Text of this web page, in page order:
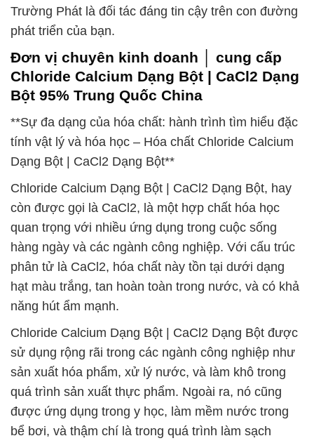
Trường Phát là đối tác đáng tin cậy trên con đường
phát triển của bạn.
Đơn vị chuyên kinh doanh │ cung cấp
Chloride Calcium Dạng Bột | CaCl2 Dạng
Bột 95% Trung Quốc China
**Sự đa dạng của hóa chất: hành trình tìm hiểu đặc
tính vật lý và hóa học – Hóa chất Chloride Calcium
Dạng Bột | CaCl2 Dạng Bột**
Chloride Calcium Dạng Bột | CaCl2 Dạng Bột, hay
còn được gọi là CaCl2, là một hợp chất hóa học
quan trọng với nhiều ứng dụng trong cuộc sống
hàng ngày và các ngành công nghiệp. Với cấu trúc
phân tử là CaCl2, hóa chất này tồn tại dưới dạng
hạt màu trắng, tan hoàn toàn trong nước, và có khả
năng hút ẩm mạnh.
Chloride Calcium Dạng Bột | CaCl2 Dạng Bột được
sử dụng rộng rãi trong các ngành công nghiệp như
sản xuất hóa phẩm, xử lý nước, và làm khô trong
quá trình sản xuất thực phẩm. Ngoài ra, nó cũng
được ứng dụng trong y học, làm mềm nước trong
bể bơi, và thậm chí là trong quá trình làm sạch